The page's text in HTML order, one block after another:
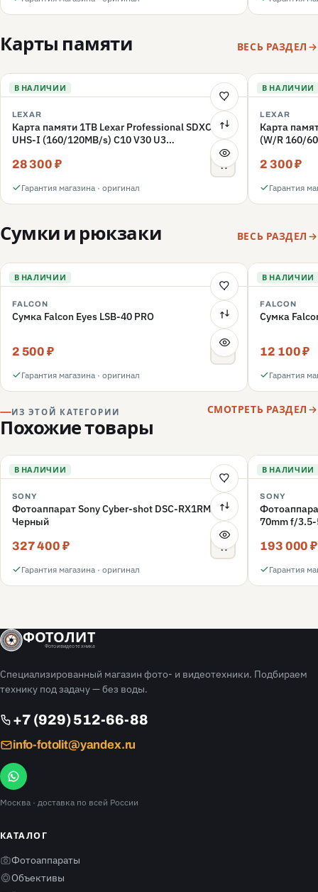
Карты памяти ВЕСЬ РАЗДЕЛ
В НАЛИЧИИ
LEXAR
Карта памяти 1TB Lexar Professional SDXC
UHS-I (160/120MB/s) C10 V30 U3
28 300 ₽
Гарантия магазина · оригинал
В НАЛИЧИИ
LEXAR
Карта
(W/R 160/
2 300 ₽
Гарантия
Сумки и рюкзаки ВЕСЬ РАЗДЕЛ
В НАЛИЧИИ
FALCON
Сумка Falcon Eyes LSB-40 PRO
2 500 ₽
Гарантия магазина · оригинал
В НАЛИЧИИ
FALCON
Сумка
12 100 ₽
Гарантия
ИЗ ЭТОЙ КАТЕГОРИИ
Похожие товары
СМОТРЕТЬ РАЗДЕЛ
В НАЛИЧИИ
SONY
Фотоаппарат Sony Cyber-shot DSC-RX1RM3,
Черный
327 400 ₽
Гарантия магазина · оригинал
В НАЛИЧИИ
SONY
70mm f/3.5-
193 000 ₽
Гарантия
ФОТОЛИТ
Фото и видео техника
Специализированный магазин фото- и видеотехники. Подбираем
технику под задачу — без воды.
+7 (929) 512-66-88
info-fotolit@yandex.ru
Москва · доставка по всей России
КАТАЛОГ
Фотоаппараты
Объективы